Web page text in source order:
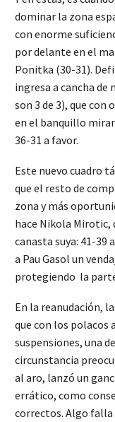
dominar la zona
con enorme
por delante en el
Ponitka (30-31).
ingresa a cancha de
son 3 de 3), que con
en el banquillo
36-31 a favor.
Este nuevo cuadro
que el resto de
zona y más
hace Nikola Mirotic,
canasta suya: 41-39
a Pau Gasol un
protegiendo la
En la reanudación,
que con los polacos
suspensiones, una
circunstancia
al aro, lanzó un
errático, como
correctos. Algo falla